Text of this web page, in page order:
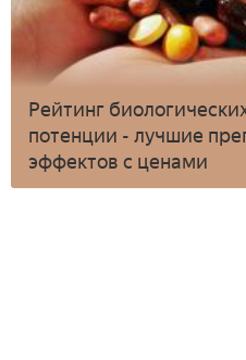
Рейтинг
потенции - лучшие
эффектов с ценами